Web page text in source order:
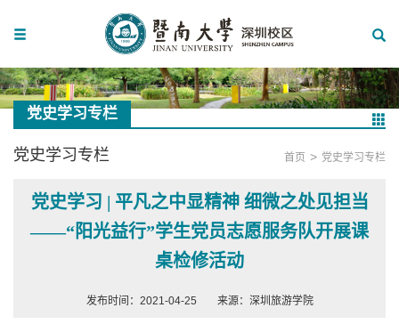
党史学习专栏
党史学习专栏 首页 > 党史学习专栏
党史学习 | 平凡之中显精神 细微之处见担当
——“阳光益行”学生党员志愿服务队开展课
桌检修活动
发布时间：2021-04-25 来源：深圳旅游学院